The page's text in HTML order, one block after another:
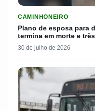
CAMINHONEIRO
Plano de esposa para
termina em morte e
30 de julho de 2026